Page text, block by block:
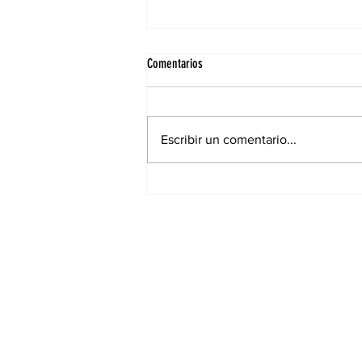
Comentarios
Escribir un comentario...